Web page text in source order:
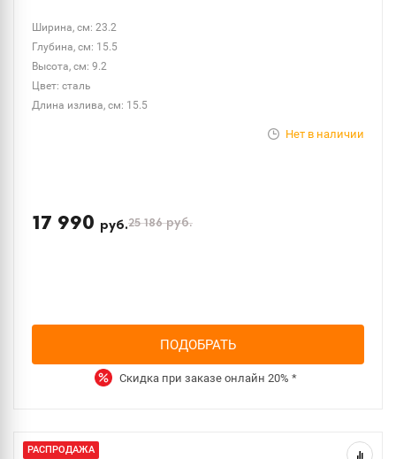
Ширина, см: 23.2
Глубина, см: 15.5
Высота, см: 9.2
Цвет: сталь
Длина излива, см: 15.5
Нет в наличии
17 990 руб.25 186руб.
ПОДОБРАТЬ
Скидка при заказе онлайн 20% *
РАСПРОДАЖА